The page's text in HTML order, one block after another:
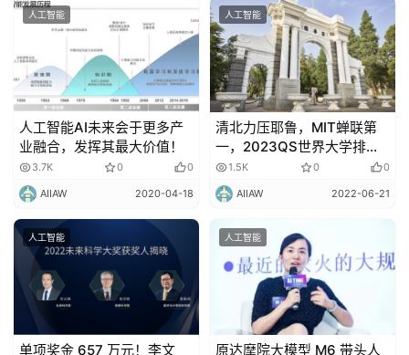
城
更
多
内
容
人工智能
人工智能AI未来会于更多产
业融合，发挥其最大价值！
3.7K 0 0
AIIAW 2020-04-18
人工智能
清北力压耶鲁，MIT蝉联第
一，2023QS世界大学排名
最新发布
1.5K 0 0
AIIAW 2022-06-21
人工智能
单项奖金 657 万元！李文
人工智能
原达摩院大模型 M6 带头人